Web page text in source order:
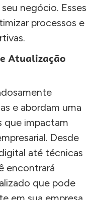
negócio. Esses
processos e
Atualização
e abordam uma
que impactam
Desde
até técnicas
encontrará
que pode